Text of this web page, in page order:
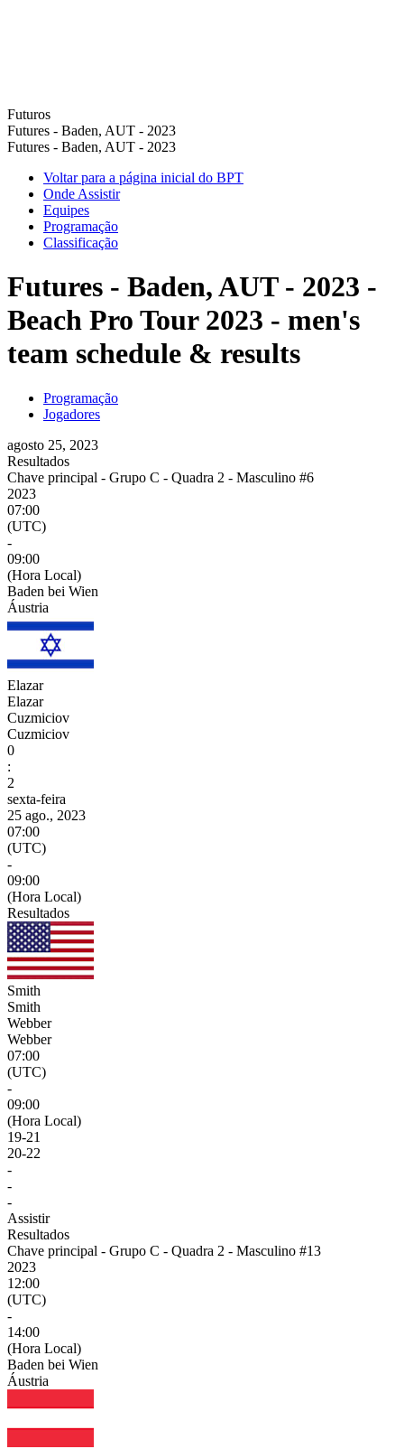
Futuros
Futures - Baden, AUT - 2023
Futures - Baden, AUT - 2023
Voltar para a página inicial do BPT
Onde Assistir
Equipes
Programação
Classificação
Futures - Baden, AUT - 2023 -
Beach Pro Tour 2023 - men's
team schedule & results
Programação
Jogadores
agosto 25, 2023
Resultados
Chave principal - Grupo C - Quadra 2 - Masculino #6
2023
07:00
(UTC)
-
09:00
(Hora Local)
Baden bei Wien
Áustria
Elazar
Elazar
Cuzmiciov
Cuzmiciov
0
:
2
sexta-feira
25 ago., 2023
07:00
(UTC)
-
09:00
(Hora Local)
Resultados
Smith
Smith
Webber
Webber
07:00
(UTC)
-
09:00
(Hora Local)
19-21
20-22
-
-
-
Assistir
Resultados
Chave principal - Grupo C - Quadra 2 - Masculino #13
2023
12:00
(UTC)
-
14:00
(Hora Local)
Baden bei Wien
Áustria